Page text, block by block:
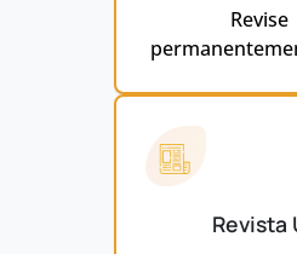
Revise
Revista